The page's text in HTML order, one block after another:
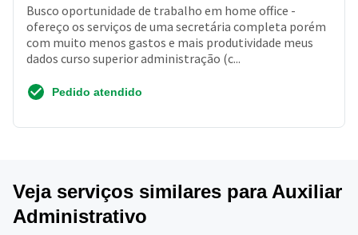
Busco oportunidade de trabalho em home office -
ofereço os serviços de uma secretária completa porém
com muito menos gastos e mais produtividade meus
dados curso superior administração (c...
Pedido atendido
Veja serviços similares para Auxiliar
Administrativo